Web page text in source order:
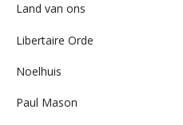
Land van ons
Libertaire Orde
Noelhuis
Paul Mason